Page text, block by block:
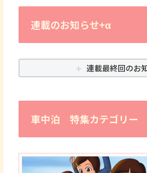
連載のお知らせ+α
連載最終回のお
車中泊 特集カテゴリー